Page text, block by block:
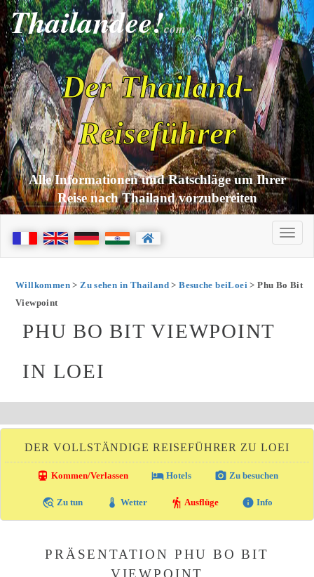
Thailandee!com
Der Thailand-
Reiseführer
Alle Informationen und Ratschläge um Ihrer
Reise nach Thailand vorzubereiten
Willkommen>Zu sehen in Thailand>Besuche beiLoei > Phu Bo Bit
Viewpoint
PHU BO BIT VIEWPOINT
IN LOEI
DER VOLLSTÄNDIGE REISEFÜHRER ZU LOEI
directions_transit Kommen/Verlassen local_hotelHotels photo_camera Zu besuchen
travel_explore Zu tun thermostat Wetter hiking Ausflüge info Info
PRÄSENTATION PHU BO BIT
VIEWPOINT